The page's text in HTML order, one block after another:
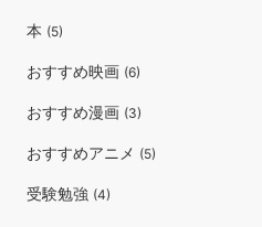
本 (5)
おすすめ映画 (6)
おすすめ漫画 (3)
おすすめアニメ (5)
受験勉強 (4)